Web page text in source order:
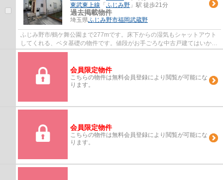
東武東上線 「 ふじみ野 」駅 徒歩21分
過去掲載物件
埼玉県ふじみ野市福岡武蔵野
ふじみ野市/鶴ケ舞公園まで277mです。床下からの湿気もシャットアウト
してくれる、ベタ基礎の物件です。値段がお手ごろな中古戸建てはいかが
でしょうか。駅から徒歩12分の物件はいかが...
会員限定物件
こちらの物件は無料会員登録により閲覧が可能にな
ります。
会員限定物件
こちらの物件は無料会員登録により閲覧が可能にな
ります。